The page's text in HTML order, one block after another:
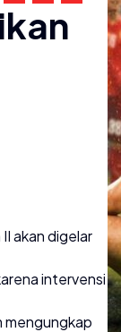
akan digelar
intervensi
mengungkap